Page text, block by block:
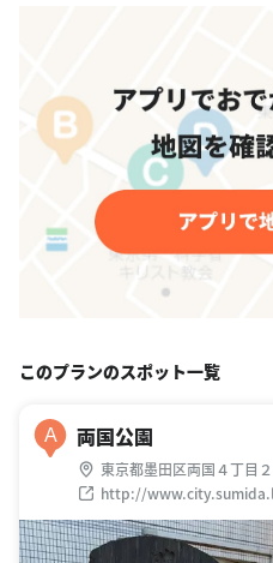
このプランのスポット一覧
A 両国公園
東京都墨田区両国４丁目
http://
rk_annai/sumida_park/